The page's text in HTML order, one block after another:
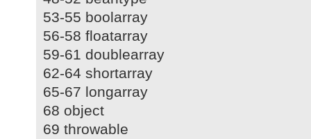
53-55 boolarray
56-58 floatarray
59-61 doublearray
62-64 shortarray
65-67 longarray
68 object
69 throwable